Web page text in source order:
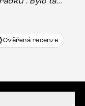
které mohlo
vstříc.
Ověřená recenze